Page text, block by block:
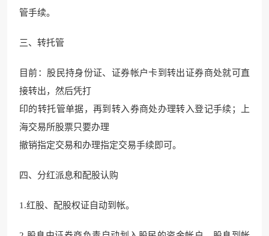
管手续。
三、转托管
目前：股民持身份证、证券帐户卡到转出证券商处就可直
接转出，然后凭打
印的转托管单据，再到转入券商处办理转入登记手续；上
海交易所股票只要办理
撤销指定交易和办理指定交易手续即可。
四、分红派息和配股认购
1.红股、配股权证自动到帐。